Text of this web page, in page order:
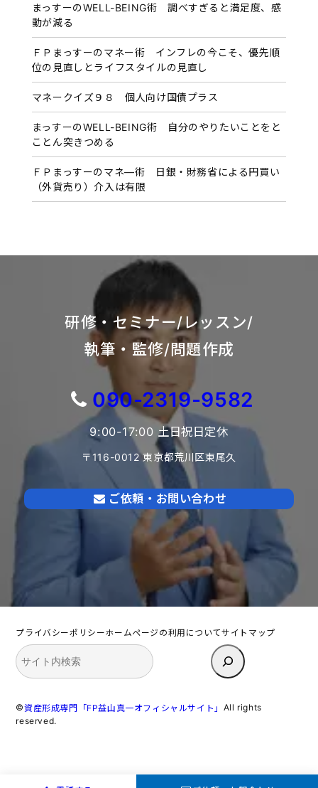
ブ
まっすーのWELL-BEING術 調べすぎると満足度、感
動が減る
ＦＰまっすーのマネー術 インフレの今こそ、優先順
位の見直しとライフスタイルの見直し
マネークイズ９８ 個人向け国債プラス
まっすーのWELL-BEING術 自分のやりたいことをと
ことん突きつめる
ＦＰまっすーのマネ―術 日銀・財務省による円買い
（外貨売り）介入は有限
研修・セミナー/レッスン/
執筆・監修/問題作成
090-2319-9582
9:00-17:00 土日祝日定休
〒116-0012 東京都荒川区東尾久
ご依頼・お問い合わせ
プライバシーポリシーホームページの利用についてサイトマップ
検
索
©資産形成専門「FP益山真一オフィシャルサイト」 All rights
reserved.